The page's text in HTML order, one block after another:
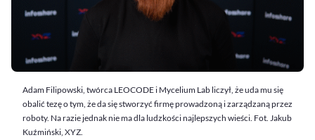
Adam Filipowski, twórca LEOCODE i Mycelium Lab liczył, że uda mu się
obalić tezę o tym, że da się stworzyć firmę prowadzoną i zarządzaną przez
roboty. Na razie jednak nie ma dla ludzkości najlepszych wieści. Fot. Jakub
Kuźmiński, XYZ.